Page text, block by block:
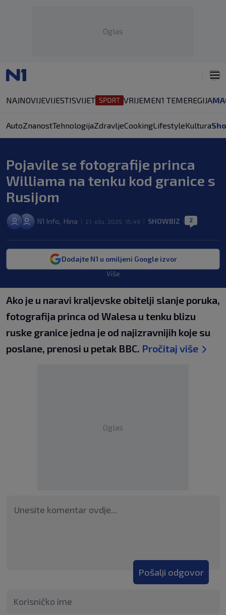
Oglas
NAJNOVIJEVIJESTISVIJET VRIJEMEN1 TEMEREGIJA
AutoZnanostTehnologijaZdravljeCookingLifestyleKultura
Pojavile se fotografije princa
Williama na tenku kod granice s
Rusijom
N1 Info, Hina 21. ožu. 2025. 15:49 SHOWBIZ 2
Dodajte N1 u omiljeni Google izvor
Više
Ako je u naravi kraljevske obitelji slanje poruka,
fotografija princa od Walesa u tenku blizu
ruske granice jedna je od najizravnijih koje su
poslane, prenosi u petak BBC. Pročitaj više
Oglas
Pošalji odgovor